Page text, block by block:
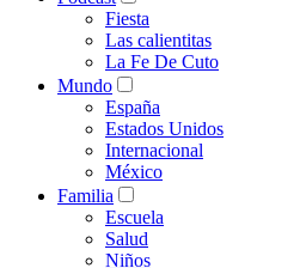
Fiesta
Las calientitas
La Fe De Cuto
Mundo
España
Estados Unidos
Internacional
México
Familia
Escuela
Salud
Niños